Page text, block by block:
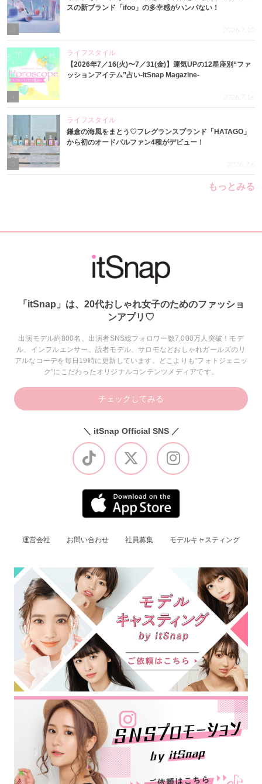
3
スの新ブランド「ifoo」の多幸感がハンパない！
2026.7.10
ライフスタイル
【2026年7／16(火)〜7／31(金)】運気UPの12星座別“ファ
ッションアイテム”占い-itSnap Magazine-
2026.7.16
ライフスタイル
鎌倉の海風をまとう♡フレグランスブランド「HATAGO」
から初のオードパルファン4種がデビュー！
2026.7.6
もっとみる
「itSnap」は、20代おしゃれ女子のためのファッショ
ンアプリ♡
出演モデル約800名、出演者SNS総フォロワー数7,000万人突破！モデ
ル、インフルエンサー、読者モデル、サロモなどおしゃれガールズのリ
アルなコーデを毎日19時に更新しています。どこよりも“フォトジェニッ
ク”にこだわったオリジナルコンテンツメディアです。
チェックしてみる
＼ itSnap Official SNS ／
運営会社 お問い合わせ 社員募集 モデルキャスティング